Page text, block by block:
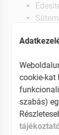
EAN:
cookie-kat
szabás)